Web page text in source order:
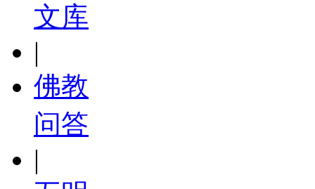
文库
|
佛教
问答
|